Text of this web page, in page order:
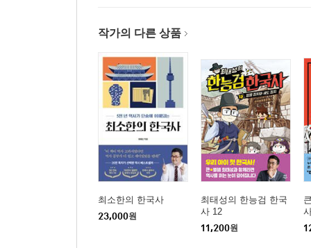
작가의 다른 상품
최소한의 한국사
23,000원
최태성의 한능검 한국
사 12
11,200원